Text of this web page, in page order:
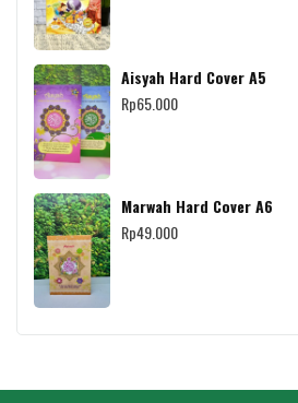
Aisyah Hard Cover A5
Rp65.000
Marwah Hard Cover A6
Rp49.000